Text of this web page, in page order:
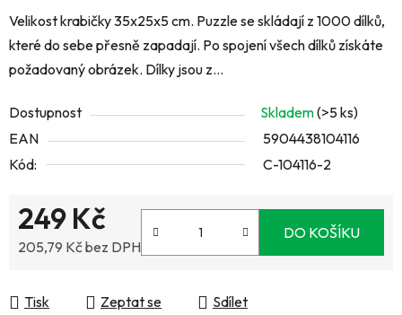
Velikost krabičky 35x25x5 cm. Puzzle se skládají z 1000 dílků,
které do sebe přesně zapadají. Po spojení všech dílků získáte
požadovaný obrázek. Dílky jsou z...
Dostupnost Skladem(>5 ks)
EAN
5904438104116
Kód:
C-104116-2
249 Kč
205,79 Kč bez DPH
DO KOŠÍKU
Tisk Zeptat se Sdílet